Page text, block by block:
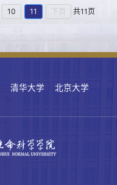
10 11 下页 共11页
清华大学
北京大学